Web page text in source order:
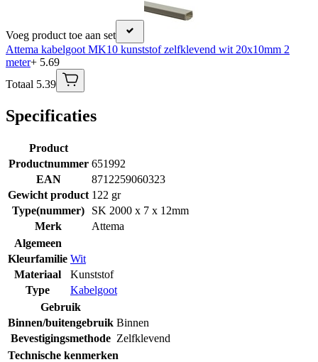
Voeg product toe aan set
Attema kabelgoot MK10 kunststof zelfklevend wit 20x10mm 2
meter+ 5.69
Totaal 5.39
Specificaties
Product
Productnummer 651992
EAN
8712259060323
Gewicht product 122 gr
Type(nummer)
SK 2000 x 7 x 12mm
Merk
Attema
Algemeen
Kleurfamilie Wit
Materiaal
Kunststof
Type
Kabelgoot
Gebruik
Binnen/buitengebruik Binnen
Bevestigingsmethode Zelfklevend
Technische kenmerken